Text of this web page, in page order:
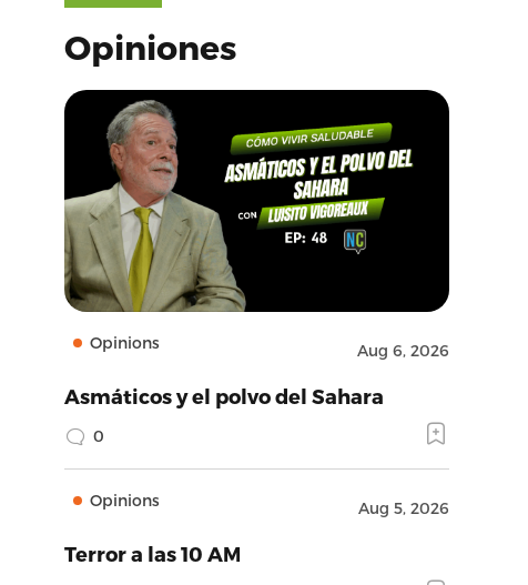
Opiniones
Opinions Aug 6, 2026
Asmáticos y el polvo del Sahara
0
Opinions Aug 5, 2026
Terror a las 10 AM